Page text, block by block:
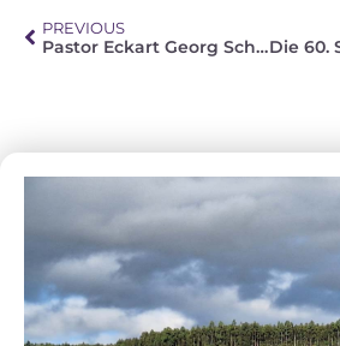
PREVIOUS
Pastor Eckart Georg Schroeder (1938-2016)